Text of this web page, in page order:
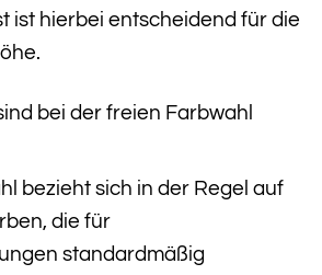
ist hierbei entscheidend für die
bei der freien Farbwahl
bezieht sich in der Regel auf
die für
standardmäßig